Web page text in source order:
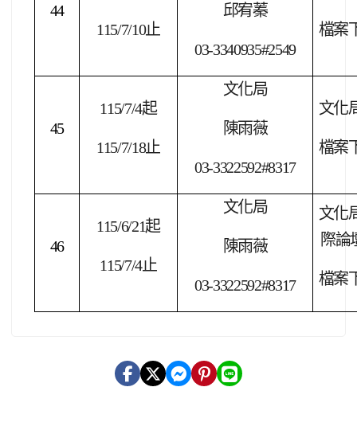
44
115/7/10止
邱宥蓁
03-3340935#2549
檔案
45
115/7/4起
115/7/18止
文化局
陳雨薇
03-3322592#8317
文化
檔案
46
115/6/21起
115/7/4止
文化局
陳雨薇
03-3322592#8317
文化
際論
檔案